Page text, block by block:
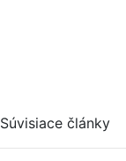
Súvisiace články